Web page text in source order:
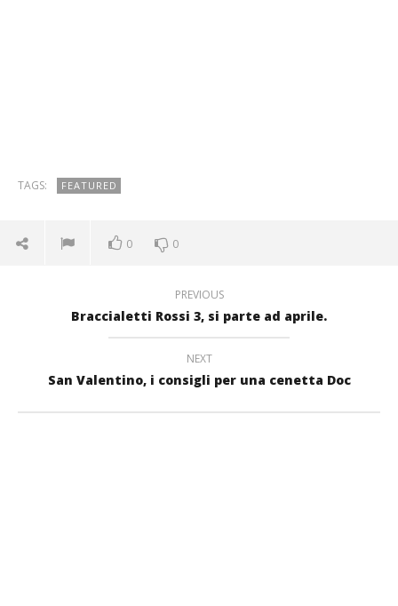
TAGS: FEATURED
0 0
PREVIOUS
Braccialetti Rossi 3, si parte ad aprile.
NEXT
San Valentino, i consigli per una cenetta Doc